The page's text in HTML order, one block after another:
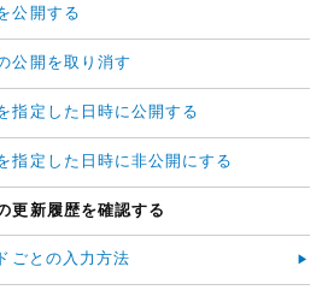
公開する
公開を取り消す
指定した日時に公開する
指定した日時に非公開にする
更新履歴を確認する
ごとの入力方法